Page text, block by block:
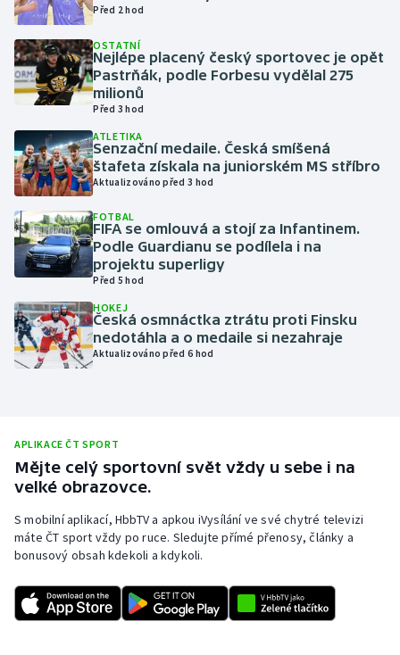
Krasobruslení
Lezení
Lyže a snowboard
Moderní pětiboj
Motorsport
Olympijské hry
Parasport
Plavání
Plážový volejbal
Rychlobruslení
Rychlostní kanoistika
Short track
Stolní tenis
Před 2 hod
OSTATNÍ
Nejlépe placený český sportovec je opět
Pastrňák, podle Forbesu vydělal 275
milionů
Před 3 hod
ATLETIKA
Senzační medaile. Česká smíšená
štafeta získala na juniorském MS stříbro
Aktualizováno před 3 hod
FOTBAL
FIFA se omlouvá a stojí za Infantinem.
Podle Guardianu se podílela i na
projektu superligy
Před 5 hod
HOKEJ
Česká osmnáctka ztrátu proti Finsku
nedotáhla a o medaile si nezahraje
Aktualizováno před 6 hod
APLIKACE ČT SPORT
Mějte celý sportovní svět vždy u sebe i na
velké obrazovce.
S mobilní aplikací, HbbTV a apkou iVysílání ve své chytré televizi
máte ČT sport vždy po ruce. Sledujte přímé přenosy, články a
bonusový obsah kdekoli a kdykoli.